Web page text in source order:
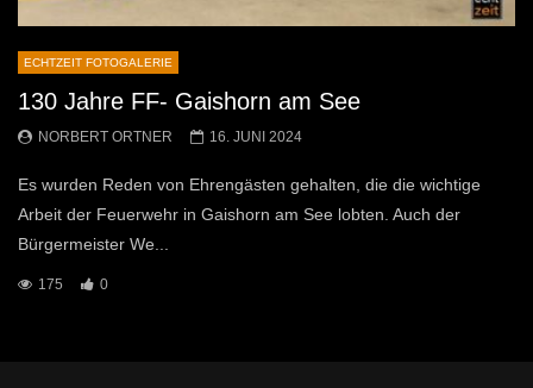
ECHTZEIT FOTOGALERIE
130 Jahre FF- Gaishorn am See
NORBERT ORTNER 16. JUNI 2024
Es wurden Reden von Ehrengästen gehalten, die die wichtige
Arbeit der Feuerwehr in Gaishorn am See lobten. Auch der
Bürgermeister We...
175 0